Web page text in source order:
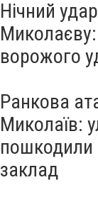
Нічний
Миколаєву:
ворожого
Ранкова
Миколаїв:
пошкодили
заклад